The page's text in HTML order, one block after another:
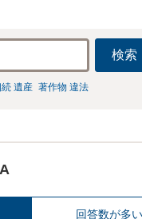
検索
遺産 著作物 違法
回答数が多